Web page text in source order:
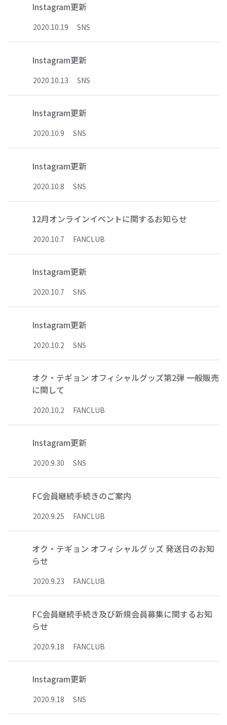
Instagram更新
2020.10.19 SNS
Instagram更新
2020.10.13 SNS
Instagram更新
2020.10.9 SNS
Instagram更新
2020.10.8 SNS
12月オンラインイベントに関するお知らせ
2020.10.7 FANCLUB
Instagram更新
2020.10.7 SNS
Instagram更新
2020.10.2 SNS
オク・テギョン オフィシャルグッズ第2弾 一般販売
に関して
2020.10.2 FANCLUB
Instagram更新
2020.9.30 SNS
FC会員継続手続きのご案内
2020.9.25 FANCLUB
オク・テギョン オフィシャルグッズ 発送日のお知
らせ
2020.9.23 FANCLUB
FC会員継続手続き及び新規会員募集に関するお知
らせ
2020.9.18 FANCLUB
Instagram更新
2020.9.18 SNS